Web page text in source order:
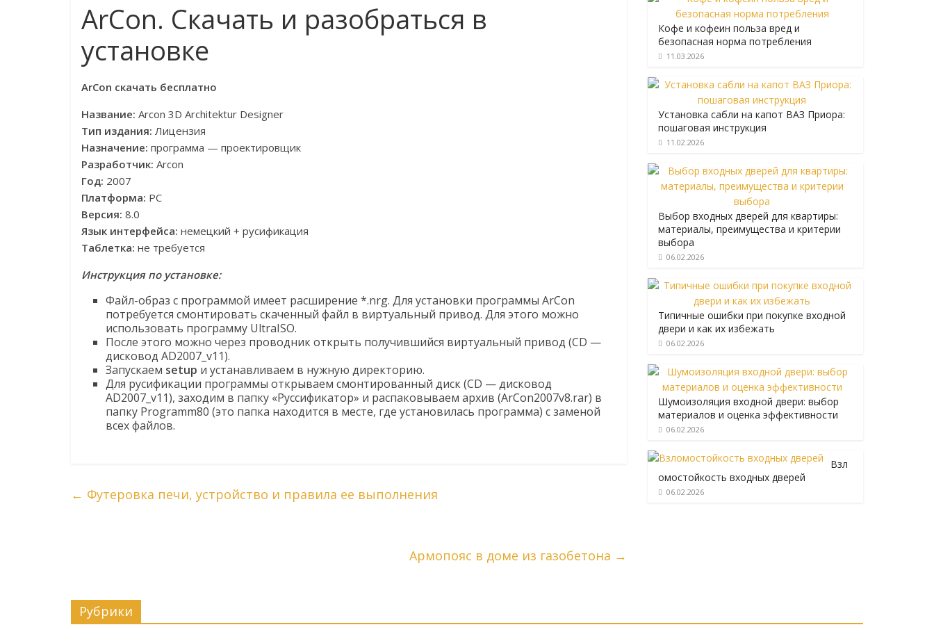
ArCon. Скачать и разобраться в
установке
ArCon скачать бесплатно
Название: Arcon 3D Architektur Designer
Тип издания: Лицензия
Назначение: программа — проектировщик
Разработчик: Arcon
Год: 2007
Платформа: PC
Версия: 8.0
Язык интерфейса: немецкий + русификация
Таблетка: не требуется
Инструкция по установке:
Файл-образ с программой имеет расширение *.nrg. Для установки программы ArCon
потребуется смонтировать скаченный файл в виртуальный привод. Для этого можно
использовать программу UltraISO.
После этого можно через проводник открыть получившийся виртуальный привод (CD —
дисковод AD2007_v11).
Запускаем setup и устанавливаем в нужную директорию.
Для русификации программы открываем смонтированный диск (CD — дисковод
AD2007_v11), заходим в папку «Руссификатор» и распаковываем архив (ArCon2007v8.rar) в
папку Programm80 (это папка находится в месте, где установилась программа) с заменой
всех файлов.
← Футеровка печи, устройство и правила ее выполнения
Армопояс в доме из газобетона →
Кофе и кофеин польза вред и
безопасная норма потребления
11.03.2026
Установка сабли на капот ВАЗ Приора:
пошаговая инструкция
11.02.2026
Выбор входных дверей для квартиры:
материалы, преимущества и критерии
выбора
06.02.2026
Типичные ошибки при покупке входной
двери и как их избежать
06.02.2026
Шумоизоляция входной двери: выбор
материалов и оценка эффективности
06.02.2026
Взл
омостойкость входных дверей
06.02.2026
Рубрики